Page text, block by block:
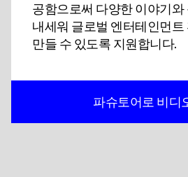
공함으로써 다양한 이야기와
내세워 글로벌 엔터테인먼트
만들 수 있도록 지원합니다.
파슈토어로 비디